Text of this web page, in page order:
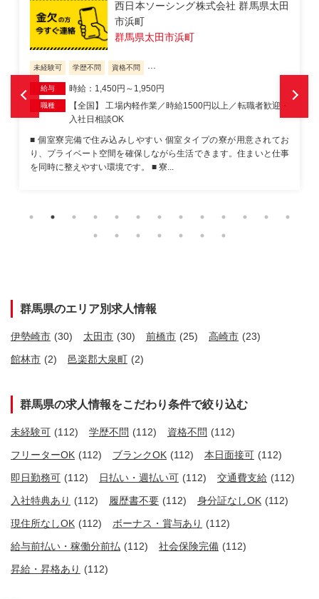
西日本ソーシング株式会社 群馬県太田
市藤阿久町
群馬県太田市藤阿久町
未経験可 学歴不問 資格不問
給与 時給：1,450円～1,950円
職種
【全国】 自動車部品製造／時給1600円以上／正社員登用
あり・家具家電付き
■ 即入寮OKの軽作業ワーク 住まいを整えながら働ける派遣のお仕
事です。未経験からスタートしやすく、仕事と生活の立て直しを同
時に進めやすい環境です。 ■ 工場...
群馬県のエリア別求人情報
伊勢崎市 (30) 太田市 (30) 前橋市 (25) 高崎市 (23)
館林市 (2) 邑楽郡大泉町 (2)
群馬県の求人情報をこだわり条件で絞り込む
未経験可 (112) 学歴不問 (112) 資格不問 (112)
フリーターOK (112) ブランクOK (112) 本日面接可 (112)
即日勤務可 (112) 日払い・週払い可 (112) 交通費支給 (112)
入社特典あり (112) 履歴書不要 (112) 身分証なしOK (112)
現住所なしOK (112) ボーナス・賞与あり (112)
給与前払い・稼働分前払 (112) 社会保険完備 (112)
昇給・昇格あり (112)